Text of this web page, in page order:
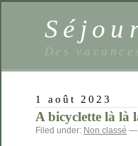
Des
1 août 2023
A bicyclette là là
Filed under: Non classé —